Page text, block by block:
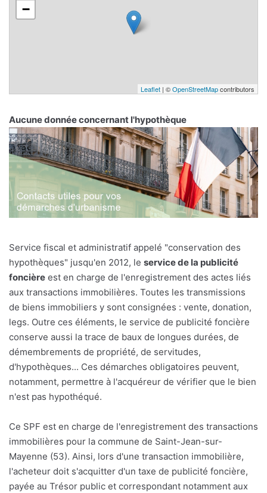
−
Leaflet | ©OpenStreetMapcontributors
Aucune donnée concernant l'hypothèque
Service fiscal et administratif appelé "conservation des
hypothèques" jusqu'en 2012, le service de la publicité
foncière est en charge de l'enregistrement des actes liés
aux transactions immobilières. Toutes les transmissions
de biens immobiliers y sont consignées : vente, donation,
legs. Outre ces éléments, le service de publicité foncière
conserve aussi la trace de baux de longues durées, de
démembrements de propriété, de servitudes,
d'hypothèques... Ces démarches obligatoires peuvent,
notamment, permettre à l'acquéreur de vérifier que le bien
n'est pas hypothéqué.
Ce SPF est en charge de l'enregistrement des transactions
immobilières pour la commune de Saint-Jean-sur-
Mayenne (53). Ainsi, lors d'une transaction immobilière,
l'acheteur doit s'acquitter d'un taxe de publicité foncière,
payée au Trésor public et correspondant notamment aux